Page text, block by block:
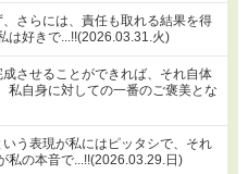
さらには、責任も取れる結果を得
は好きで...!!(2026.03.31.火)
させることができれば、それ自体
私自身に対しての一番のご褒美とな
う表現が私にはピッタシで、それ
私の本音で...!!(2026.03.29.日)